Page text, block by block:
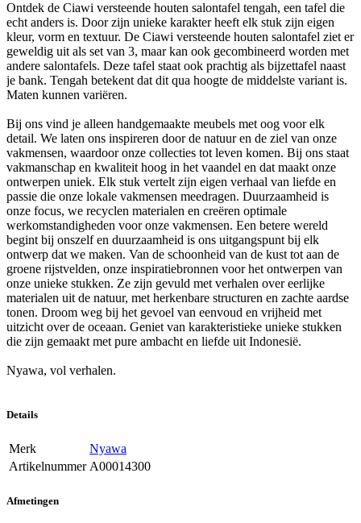
Ontdek de Ciawi versteende houten salontafel tengah, een tafel die
echt anders is. Door zijn unieke karakter heeft elk stuk zijn eigen
kleur, vorm en textuur. De Ciawi versteende houten salontafel ziet er
geweldig uit als set van 3, maar kan ook gecombineerd worden met
andere salontafels. Deze tafel staat ook prachtig als bijzettafel naast
je bank. Tengah betekent dat dit qua hoogte de middelste variant is.
Maten kunnen variëren.
Bij ons vind je alleen handgemaakte meubels met oog voor elk
detail. We laten ons inspireren door de natuur en de ziel van onze
vakmensen, waardoor onze collecties tot leven komen. Bij ons staat
vakmanschap en kwaliteit hoog in het vaandel en dat maakt onze
ontwerpen uniek. Elk stuk vertelt zijn eigen verhaal van liefde en
passie die onze lokale vakmensen meedragen. Duurzaamheid is
onze focus, we recyclen materialen en creëren optimale
werkomstandigheden voor onze vakmensen. Een betere wereld
begint bij onszelf en duurzaamheid is ons uitgangspunt bij elk
ontwerp dat we maken. Van de schoonheid van de kust tot aan de
groene rijstvelden, onze inspiratiebronnen voor het ontwerpen van
onze unieke stukken. Ze zijn gevuld met verhalen over eerlijke
materialen uit de natuur, met herkenbare structuren en zachte aardse
tonen. Droom weg bij het gevoel van eenvoud en vrijheid met
uitzicht over de oceaan. Geniet van karakteristieke unieke stukken
die zijn gemaakt met pure ambacht en liefde uit Indonesië.
Nyawa, vol verhalen.
Details
Merk
Nyawa
Artikelnummer A00014300
Afmetingen